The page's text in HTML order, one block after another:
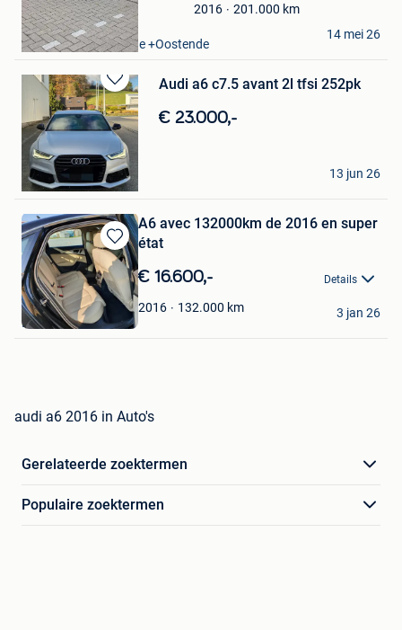
2016 201.000 km
Marius Dogariu
Oostende Zandvoorde +Oostende
14 mei 26
Bewaren
in
Mijn
Favorieten
Audi a6 c7.5 avant 2l tfsi 252pk
€ 23.000,-
nico
Leefdaal
13 jun 26
Bewaren
in
Mijn
Favorieten
A6 avec 132000km de 2016 en super
état
€ 16.600,- Details
2016 132.000 km
loca tion
Bruxelles
3 jan 26
audi a6 2016 in Auto's
Gerelateerde zoektermen
Populaire zoektermen